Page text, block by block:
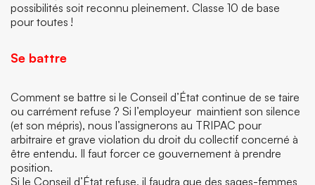
possibilités soit reconnu pleinement. Classe 10 de base
pour toutes !
Se battre
Comment se battre si le Conseil d’État continue de se taire
ou carrément refuse ? Si l’employeur maintient son silence
(et son mépris), nous l’assignerons au TRIPAC pour
arbitraire et grave violation du droit du collectif concerné à
être entendu. Il faut forcer ce gouvernement à prendre
position.
Si le Conseil d’État refuse, il faudra que des sages-femmes